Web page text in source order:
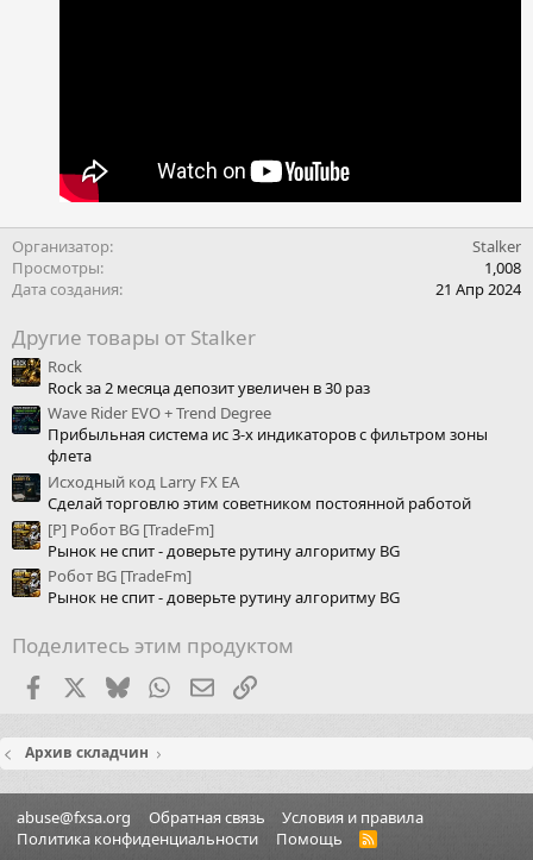
Организатор
Stalker
Просмотры
1,008
Дата создания
21 Апр 2024
Другие товары от Stalker
Rock
Rock за 2 месяца депозит увеличен в 30 раз
Wave Rider EVO + Trend Degree
Прибыльная система ис 3-х индикаторов с фильтром зоны
флета
Исходный код Larry FX EA
Сделай торговлю этим советником постоянной работой
[P] Робот BG [TradeFm]
Рынок не спит - доверьте рутину алгоритму BG
Робот BG [TradeFm]
Рынок не спит - доверьте рутину алгоритму BG
Поделитесь этим продуктом
FacebookX (Twitter)
BlueskyWhatsApp
Электронная почта
Ссылка
Архив складчин
abuse@fxsa.org Обратная связь
Условия и правила
Политика конфиденциальности
Помощь
R